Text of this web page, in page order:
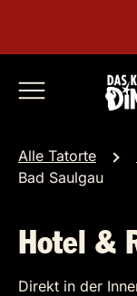
Alle Tatorte
Bad Saulgau
Hotel &
Direkt in der